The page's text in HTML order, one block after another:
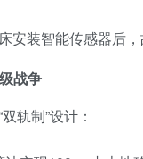
安装智能传感器后
战争
轨制”设计：